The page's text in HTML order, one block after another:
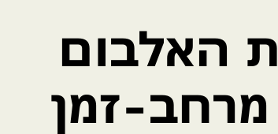
האלבום
מרחב-זמן